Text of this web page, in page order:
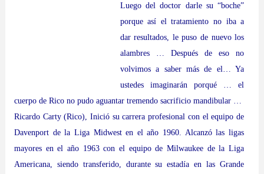
Luego del doctor darle su “boche”
porque así el tratamiento no iba a
dar resultados, le puso de nuevo los
alambres … Después de eso no
volvimos a saber más de el… Ya
ustedes imaginarán porqué … el
cuerpo de Rico no pudo aguantar tremendo sacrificio mandibular …
Ricardo Carty (Rico), Inició su carrera profesional con el equipo de
Davenport de la Liga Midwest en el año 1960. Alcanzó las ligas
mayores en el año 1963 con el equipo de Milwaukee de la Liga
Americana, siendo transferido, durante su estadía en las Grande